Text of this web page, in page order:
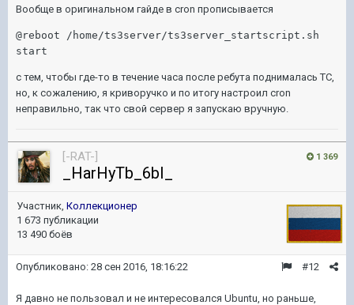
Вообще в оригинальном гайде в cron прописывается
@reboot /home/ts3server/ts3server_startscript.sh
start
с тем, чтобы где-то в течение часа после ребута поднималась ТС,
но, к сожалению, я криворучко и по итогу настроил cron
неправильно, так что свой сервер я запускаю вручную.
1 369
[-RAT-]
_HarHyTb_6bI_
Участник, Коллекционер
1 673 публикации
13 490 боёв
#12
Опубликовано: 28 сен 2016, 18:16:22
Я давно не пользовал и не интересовался Ubuntu, но раньше,